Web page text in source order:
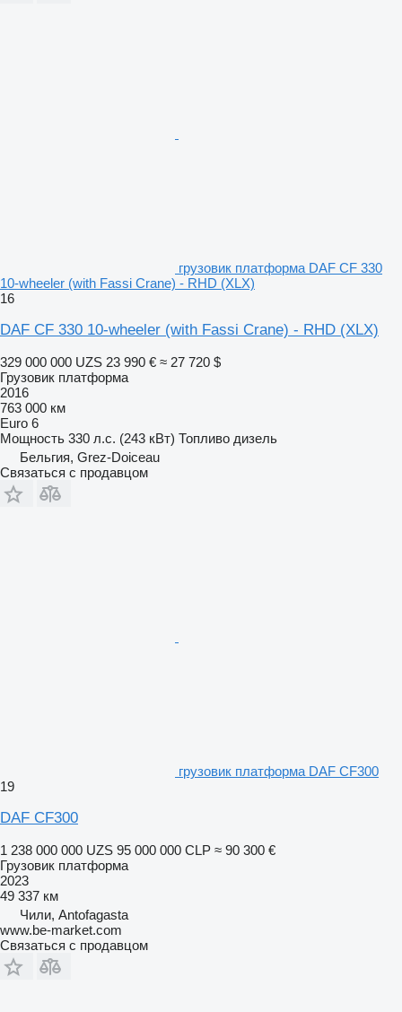
грузовик платформа DAF CF 330
10-wheeler (with Fassi Crane) - RHD (XLX)
16
DAF CF 330 10-wheeler (with Fassi Crane) - RHD (XLX)
329 000 000 UZS 23 990 € ≈ 27 720 $
Грузовик платформа
2016
763 000 км
Euro 6
Мощность 330 л.с. (243 кВт) Топливо дизель
Бельгия, Grez-Doiceau
Связаться с продавцом
грузовик платформа DAF CF300
19
DAF CF300
1 238 000 000 UZS 95 000 000 CLP ≈ 90 300 €
Грузовик платформа
2023
49 337 км
Чили, Antofagasta
www.be-market.com
Связаться с продавцом